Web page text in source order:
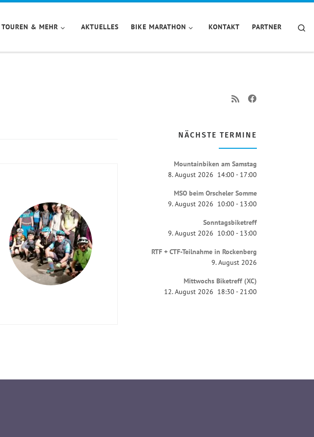
TOUREN & MEHR AKTUELLES BIKE MARATHON KONTAKT PARTNER
NÄCHSTE TERMINE
Mountainbiken am Samstag
8. August 2026 14:00 - 17:00
MSO beim Orscheler Somme
9. August 2026 10:00 - 13:00
Sonntagsbiketreff
9. August 2026 10:00 - 13:00
RTF + CTF-Teilnahme in Rockenberg
9. August 2026
Mittwochs Biketreff (XC)
12. August 2026 18:30 - 21:00